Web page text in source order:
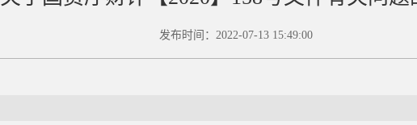
发布时间： 2022-07-13 15:49:00